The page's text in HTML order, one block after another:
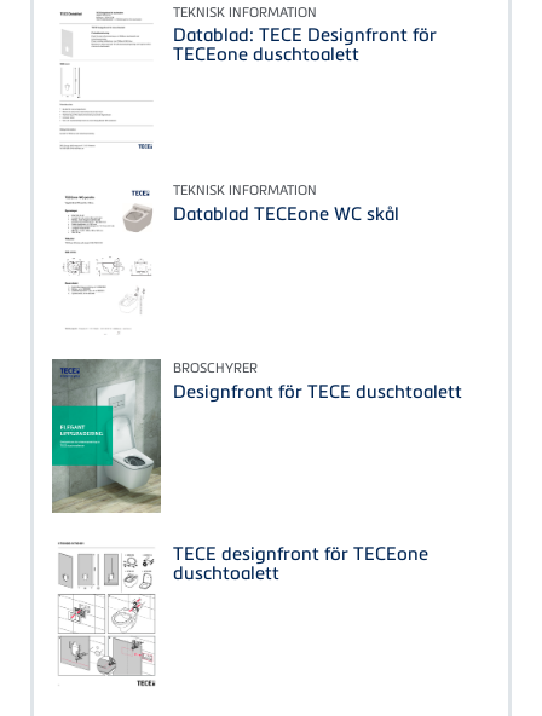
TEKNISK INFORMATION
Datablad: TECE Designfront för
TECEone duschtoalett
TEKNISK INFORMATION
Datablad TECEone WC skål
BROSCHYRER
Designfront för TECE duschtoalett
TECE designfront för TECEone
duschtoalett